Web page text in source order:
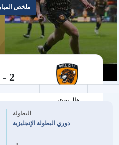
ملخص
- 2
هال سيتي
البطولة
دوري البطولة الإنجليزية